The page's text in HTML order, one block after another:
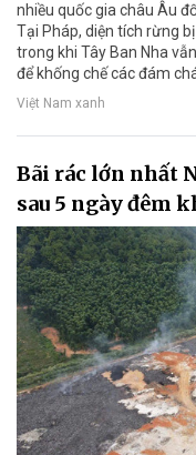
nhiều quốc gia châu Âu
Tại Pháp, diện tích rừng
trong khi Tây Ban Nha
để khống chế các đám
Việt Nam xanh
Bãi rác lớn nhất
sau 5 ngày đêm